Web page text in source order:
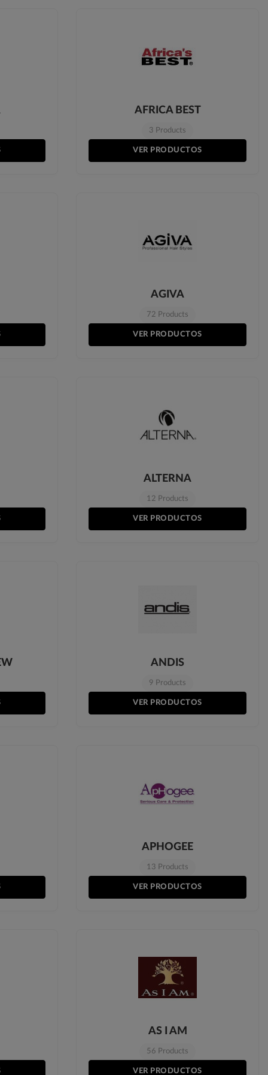
AFRICA BEST
3 Products
VER PRODUCTOS
AGIVA
72 Products
VER PRODUCTOS
ALTERNA
12 Products
VER PRODUCTOS
ANDIS
9 Products
VER PRODUCTOS
APHOGEE
13 Products
VER PRODUCTOS
AS I AM
56 Products
VER PRODUCTOS